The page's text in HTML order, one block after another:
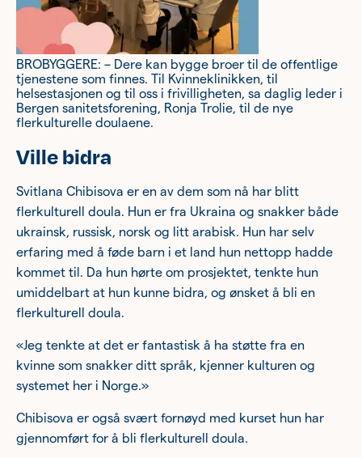
BROBYGGERE: – Dere kan bygge broer til de offentlige
tjenestene som finnes. Til Kvinneklinikken, til
helsestasjonen og til oss i frivilligheten, sa daglig leder i
Bergen sanitetsforening, Ronja Trolie, til de nye
flerkulturelle doulaene.
Ville bidra
Svitlana Chibisova er en av dem som nå har blitt
flerkulturell doula. Hun er fra Ukraina og snakker både
ukrainsk, russisk, norsk og litt arabisk. Hun har selv
erfaring med å føde barn i et land hun nettopp hadde
kommet til. Da hun hørte om prosjektet, tenkte hun
umiddelbart at hun kunne bidra, og ønsket å bli en
flerkulturell doula.
«Jeg tenkte at det er fantastisk å ha støtte fra en
kvinne som snakker ditt språk, kjenner kulturen og
systemet her i Norge.»
Chibisova er også svært fornøyd med kurset hun har
gjennomført for å bli flerkulturell doula.